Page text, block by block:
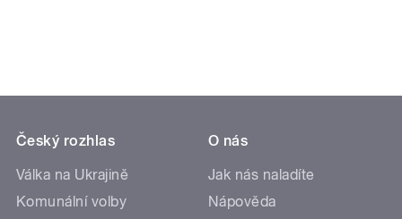
Český rozhlas
Válka na Ukrajině
Komunální volby
O nás
Jak nás naladíte
Nápověda